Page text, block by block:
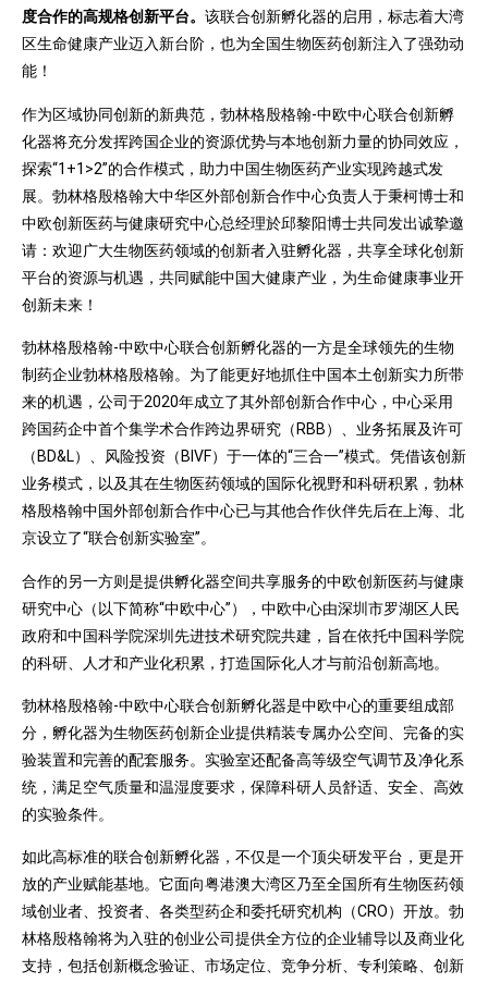
度合作的高规格创新平台。 该联合创新孵化器的启用，标志着大湾
区生命健康产业迈入新台阶，也为全国生物医药创新注入了强劲动
能！
作为区域协同创新的新典范，勃林格殷格翰-中欧中心联合创新孵
化器将充分发挥跨国企业的资源优势与本地创新力量的协同效应，
探索“1+1>2”的合作模式，助力中国生物医药产业实现跨越式发
展。勃林格殷格翰大中华区外部创新合作中心负责人于秉柯博士和
中欧创新医药与健康研究中心总经理於邱黎阳博士共同发出诚挚邀
请：欢迎广大生物医药领域的创新者入驻孵化器，共享全球化创新
平台的资源与机遇，共同赋能中国大健康产业，为生命健康事业开
创新未来！
勃林格殷格翰-中欧中心联合创新孵化器的一方是全球领先的生物
制药企业勃林格殷格翰。为了能更好地抓住中国本土创新实力所带
来的机遇，公司于2020年成立了其外部创新合作中心，中心采用
跨国药企中首个集学术合作跨边界研究（RBB）、业务拓展及许可
（BD&L）、风险投资（BIVF）于一体的“三合一”模式。凭借该创新
业务模式，以及其在生物医药领域的国际化视野和科研积累，勃林
格殷格翰中国外部创新合作中心已与其他合作伙伴先后在上海、北
京设立了“联合创新实验室”。
合作的另一方则是提供孵化器空间共享服务的中欧创新医药与健康
研究中心（以下简称“中欧中心”），中欧中心由深圳市罗湖区人民
政府和中国科学院深圳先进技术研究院共建，旨在依托中国科学院
的科研、人才和产业化积累，打造国际化人才与前沿创新高地。
勃林格殷格翰-中欧中心联合创新孵化器是中欧中心的重要组成部
分，孵化器为生物医药创新企业提供精装专属办公空间、完备的实
验装置和完善的配套服务。实验室还配备高等级空气调节及净化系
统，满足空气质量和温湿度要求，保障科研人员舒适、安全、高效
的实验条件。
如此高标准的联合创新孵化器，不仅是一个顶尖研发平台，更是开
放的产业赋能基地。它面向粤港澳大湾区乃至全国所有生物医药领
域创业者、投资者、各类型药企和委托研究机构（CRO）开放。勃
林格殷格翰将为入驻的创业公司提供全方位的企业辅导以及商业化
支持，包括创新概念验证、市场定位、竞争分析、专利策略、创新